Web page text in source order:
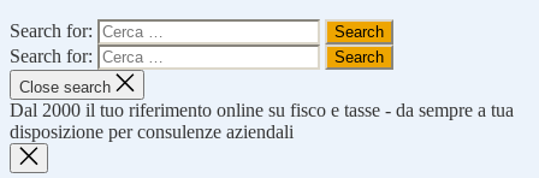
Search for:
Search for:
Close search
Dal 2000 il tuo riferimento online su fisco e tasse - da sempre a tua
disposizione per consulenze aziendali